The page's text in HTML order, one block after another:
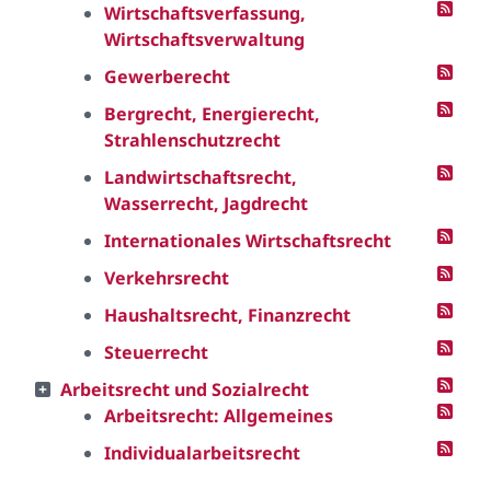
Wirtschaftsverfassung,
Wirtschaftsverwaltung
Gewerberecht
Bergrecht, Energierecht,
Strahlenschutzrecht
Landwirtschaftsrecht,
Wasserrecht, Jagdrecht
Internationales Wirtschaftsrecht
Verkehrsrecht
Haushaltsrecht, Finanzrecht
Steuerrecht
Arbeitsrecht und Sozialrecht
Arbeitsrecht: Allgemeines
Individualarbeitsrecht